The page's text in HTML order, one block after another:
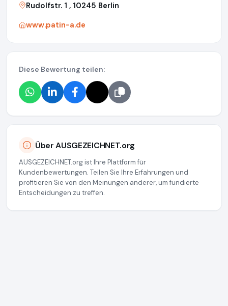
Rudolfstr. 1 , 10245 Berlin
www.patin-a.de
Diese Bewertung teilen:
Über AUSGEZEICHNET.org
AUSGEZEICHNET.org ist Ihre Plattform für
Kundenbewertungen. Teilen Sie Ihre Erfahrungen und
profitieren Sie von den Meinungen anderer, um fundierte
Entscheidungen zu treffen.